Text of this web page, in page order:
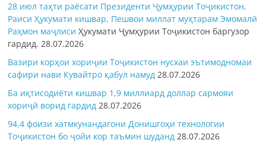
28 июл таҳти раёсати Президенти Ҷумҳурии Тоҷикистон,
Раиси Ҳукумати кишвар, Пешвои миллат муҳтарам Эмомалӣ
Раҳмон маҷлисиҲукумати Ҷумҳурии Тоҷикистон баргузор
гардид.28.07.2026
Вазири корҳои хориҷии Тоҷикистон нусхаи эътимодномаи
сафири нави Кувайтро қабул намуд 28.07.2026
Ба иқтисодиёти кишвар 1,9 миллиард доллар сармояи
хориҷӣ ворид гардид 28.07.2026
94,4 фоизи хатмкунандагони Донишгоҳи технологии
Тоҷикистон бо ҷойи кор таъмин шуданд 28.07.2026